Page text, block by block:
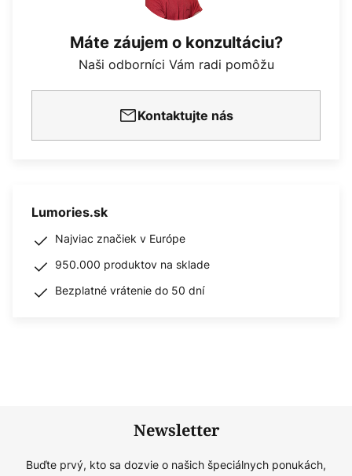
Máte záujem o konzultáciu?
Naši odborníci Vám radi pomôžu
Kontaktujte nás
Lumories.sk
Najviac značiek v Európe
950.000 produktov na sklade
Bezplatné vrátenie do 50 dní
Newsletter
Buďte prvý, kto sa dozvie o našich špeciálnych ponukách,